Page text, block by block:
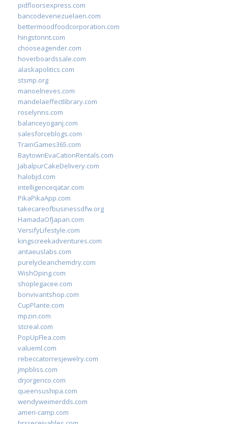
pidfloorsexpress.com
bancodevenezuelaen.com
bettermoodfoodcorporation.com
hingstonnt.com
chooseagender.com
hoverboardssale.com
alaskapolitics.com
stsmp.org
manoelneves.com
mandelaeffectlibrary.com
roselynns.com
balanceyoganj.com
salesforceblogs.com
TrainGames365.com
BaytownEvaCationRentals.com
JabalpurCakeDelivery.com
halobjd.com
intelligenceqatar.com
PikaPikaApp.com
takecareofbusinessdfw.org
HamadaOfJapan.com
VersifyLifestyle.com
kingscreekadventures.com
antaeuslabs.com
purelycleanchemdry.com
WishOping.com
shoplegacee.com
bonvivantshop.com
CupPlante.com
mpzin.com
stcreal.com
PopUpFlea.com
valueml.com
rebeccatorresjewelry.com
jmpbliss.com
drjorgerico.com
queensushipa.com
wendyweimerdds.com
ameri-camp.com